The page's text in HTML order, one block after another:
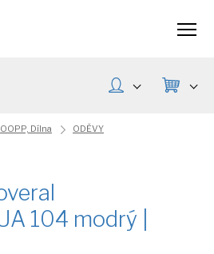
OOPP, Dílna
ODĚVY
104 modrý |